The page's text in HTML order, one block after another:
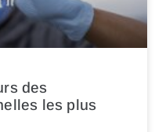
des
les plus